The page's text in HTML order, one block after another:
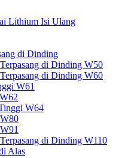
Lithium Isi Ulang
di Dinding
di Dinding W50
di Dinding W60
W61
W64
di Dinding W110
Alas